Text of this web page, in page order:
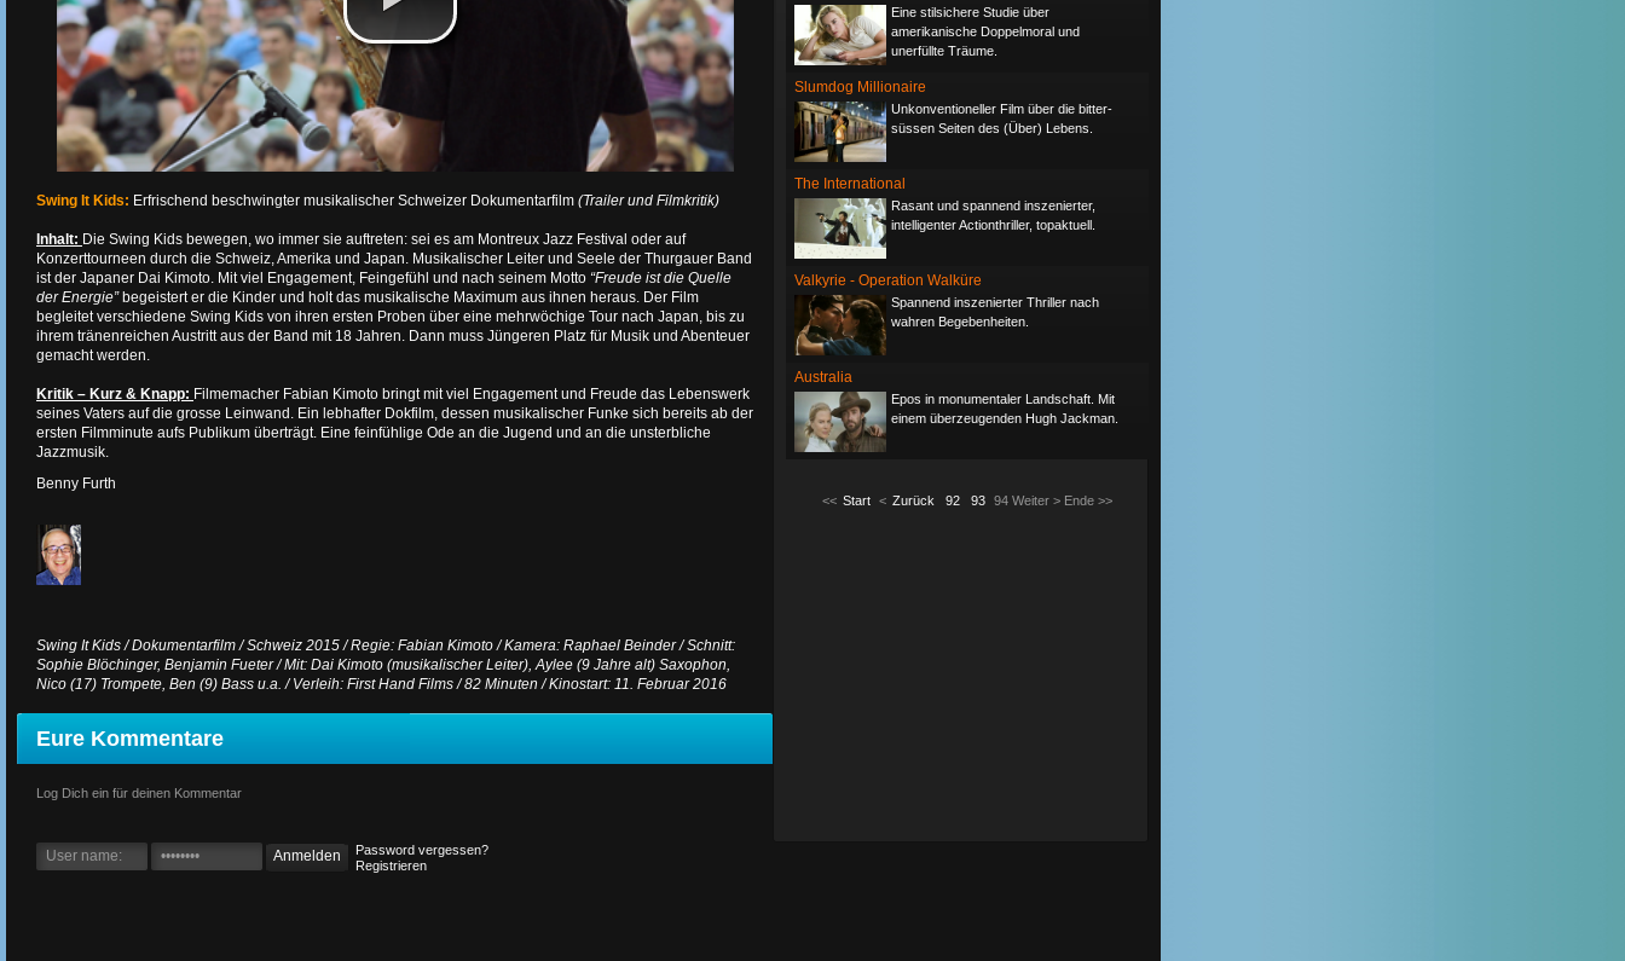
Eine stilsichere Studie über
amerikanische Doppelmoral und
unerfüllte Träume.
Slumdog Millionaire
Unkonventioneller Film über die bitter-
süssen Seiten des (Über) Lebens.
The International
Rasant und spannend inszenierter,
intelligenter Actionthriller, topaktuell.
Valkyrie - Operation Walküre
Spannend inszenierter Thriller nach
wahren Begebenheiten.
Australia
Epos in monumentaler Landschaft. Mit
einem überzeugenden Hugh Jackman.
<< Start < Zurück 92 93 94 Weiter > Ende >>
Swing It Kids: Erfrischend beschwingter musikalischer Schweizer Dokumentarfilm (Trailer und Filmkritik)
Inhalt: Die Swing Kids bewegen, wo immer sie auftreten: sei es am Montreux Jazz Festival oder auf
Konzerttourneen durch die Schweiz, Amerika und Japan. Musikalischer Leiter und Seele der Thurgauer Band
ist der Japaner Dai Kimoto. Mit viel Engagement, Feingefühl und nach seinem Motto “Freude ist die Quelle
der Energie”begeistert er die Kinder und holt das musikalische Maximum aus ihnen heraus. Der Film
begleitet verschiedene Swing Kids von ihren ersten Proben über eine mehrwöchige Tour nach Japan, bis zu
ihrem tränenreichen Austritt aus der Band mit 18 Jahren. Dann muss Jüngeren Platz für Musik und Abenteuer
gemacht werden.
Kritik – Kurz & Knapp: Filmemacher Fabian Kimoto bringt mit viel Engagement und Freude das Lebenswerk
seines Vaters auf die grosse Leinwand. Ein lebhafter Dokfilm, dessen musikalischer Funke sich bereits ab der
ersten Filmminute aufs Publikum überträgt. Eine feinfühlige Ode an die Jugend und an die unsterbliche
Jazzmusik.
Benny Furth
Swing It Kids / Dokumentarfilm / Schweiz 2015 / Regie: Fabian Kimoto / Kamera: Raphael Beinder / Schnitt:
Sophie Blöchinger, Benjamin Fueter / Mit: Dai Kimoto (musikalischer Leiter), Aylee (9 Jahre alt) Saxophon,
Nico (17) Trompete, Ben (9) Bass u.a. / Verleih: First Hand Films / 82 Minuten / Kinostart: 11. Februar 2016
Eure Kommentare
Log Dich ein für deinen Kommentar
Password vergessen?
Registrieren